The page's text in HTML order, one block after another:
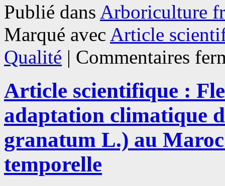
Publié dans Arboriculture
Marqué avec Article
Qualité | Commentaires
Article scientifique :
adaptation climatique
granatum L.) au
temporelle